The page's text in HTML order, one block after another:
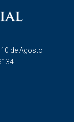
de Agosto